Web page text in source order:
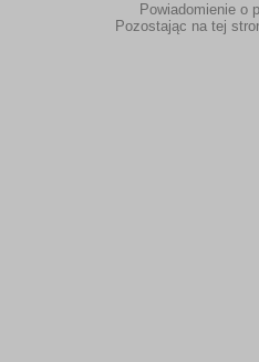
Powiadomienie o
Pozostając na tej